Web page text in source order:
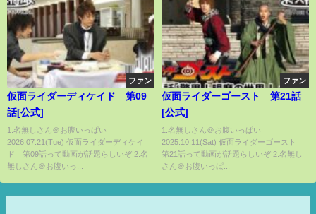
英社みらい文庫】
ファン
仮面ライダーディケイド 第09
話[公式]
1:名無しさん＠お腹いっぱい
2026.07.21(Tue) 仮面ライダーディケイ
ド 第09話って動画が話題らしいぞ 2:名
無しさん＠お腹いっ...
ファン
仮面ライダーゴースト 第21話
[公式]
1:名無しさん＠お腹いっぱい
2025.10.11(Sat) 仮面ライダーゴースト
第21話って動画が話題らしいぞ 2:名無し
さん＠お腹いっぱ...